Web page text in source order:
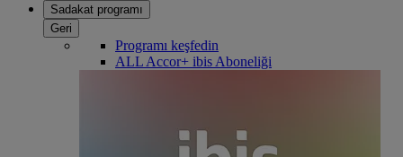
Sadakat programı
Geri
Programı keşfedin
ALL Accor+ ibis Aboneliği